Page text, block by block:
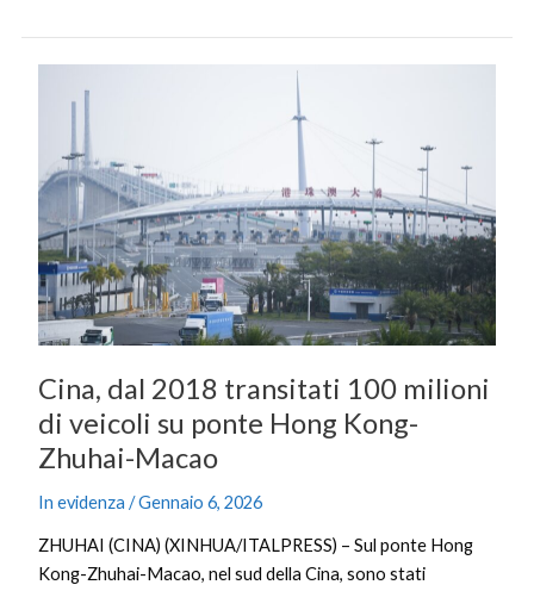
Cina, dal 2018 transitati 100 milioni
di veicoli su ponte Hong Kong-
Zhuhai-Macao
In evidenza /Gennaio 6, 2026
ZHUHAI (CINA) (XINHUA/ITALPRESS) – Sul ponte Hong
Kong-Zhuhai-Macao, nel sud della Cina, sono stati
transitati
100
milioni
di
veicoli
su
ponte
Kong-
Zhuhai-
Macao